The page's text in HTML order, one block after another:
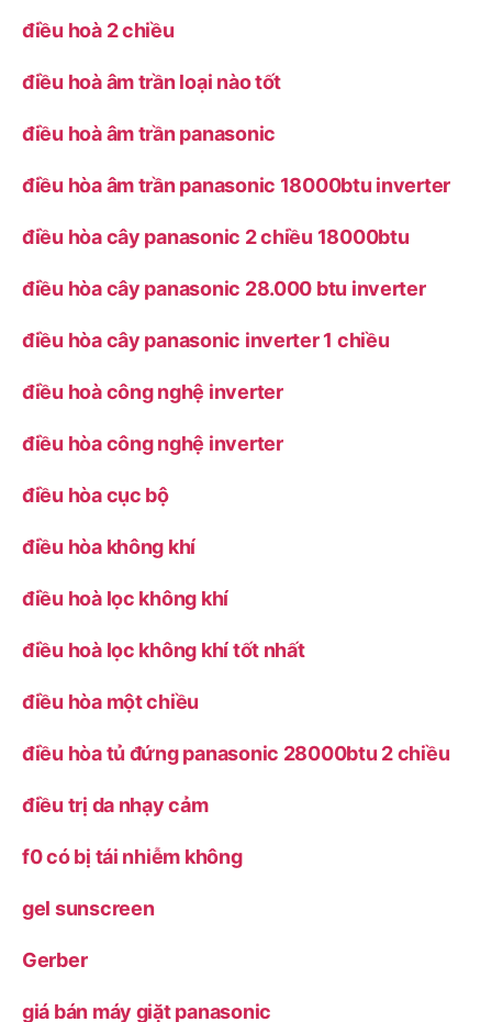
điều hoà 2 chiều
điều hoà âm trần loại nào tốt
điều hoà âm trần panasonic
điều hòa âm trần panasonic 18000btu inverter
điều hòa cây panasonic 2 chiều 18000btu
điều hòa cây panasonic 28.000 btu inverter
điều hòa cây panasonic inverter 1 chiều
điều hoà công nghệ inverter
điều hòa công nghệ inverter
điều hòa cục bộ
điều hòa không khí
điều hoà lọc không khí
điều hoà lọc không khí tốt nhất
điều hòa một chiều
điều hòa tủ đứng panasonic 28000btu 2 chiều
điều trị da nhạy cảm
f0 có bị tái nhiễm không
gel sunscreen
Gerber
giá bán máy giặt panasonic